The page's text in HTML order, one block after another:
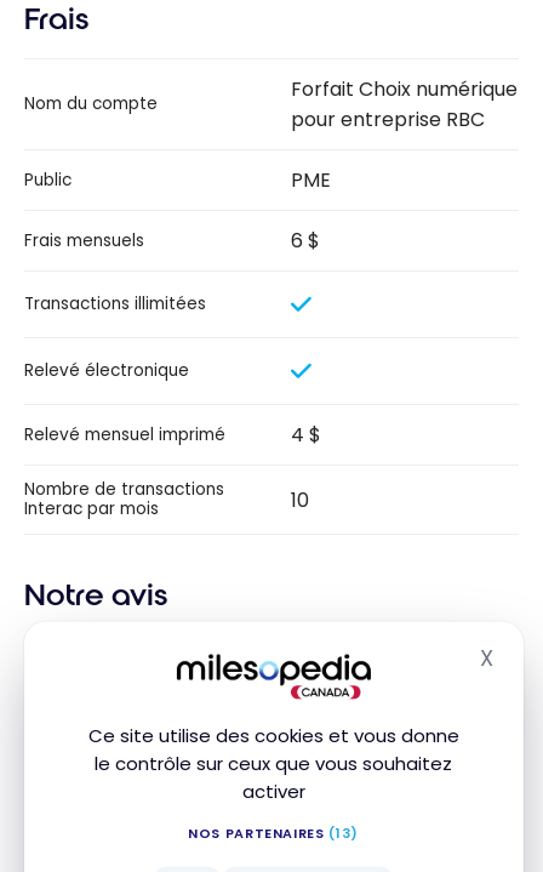
Ce site utilise des cookies et vous donne
le contrôle sur ceux que vous souhaitez
activer
NOS PARTENAIRES (13)
X
Frais
Nom du compte
Forfait Choix numérique
pour entreprise RBC
Public PME
Frais mensuels 6 $
Transactions illimitées
Relevé électronique
Relevé mensuel imprimé 4 $
Nombre de transactions
Interac par mois
10
Notre avis
Forfait bancaire choix numérique
pour entreprise de RBC: la solution idéale pour les
À seulement 6 $ par mois, il s’agit de l’un des forfaits
bancaires pour entreprise les moins onéreux au
Canada. Ce forfait bancaire pour entreprise offre